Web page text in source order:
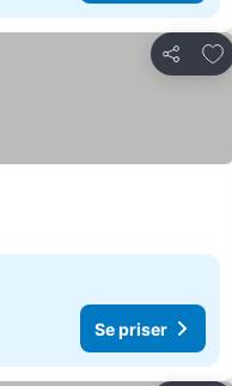
Del
Se priser